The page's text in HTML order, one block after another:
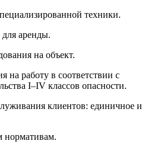
техники.
аренды.
на объект.
на работу в соответствии с
I–IV классов опасности.
клиентов: единичное и
нормативам.